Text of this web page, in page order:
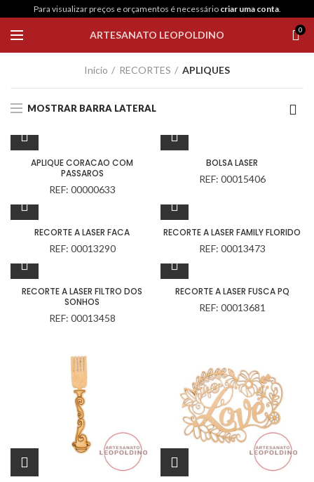
Para visualizar preços e orçamentos é necessário criar uma conta.
ARTESANATO LEOPOLDINO 0
Início RECORTES APLIQUES
MOSTRAR BARRA LATERAL
APLIQUE CORACAO COM
PASSAROS
REF: 00000633
BOLSA LASER
REF: 00015406
RECORTE A LASER FACA
REF: 00013290
RECORTE A LASER FAMILY FLORIDO
REF: 00013473
RECORTE A LASER FILTRO DOS
SONHOS
REF: 00013458
RECORTE A LASER FUSCA PQ
REF: 00013681